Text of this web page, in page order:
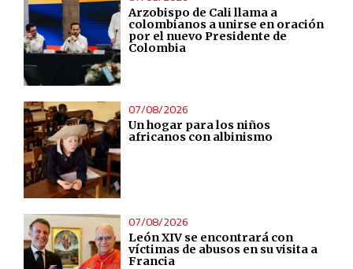
Arzobispo de Cali llama a
colombianos a unirse en oración
por el nuevo Presidente de
Colombia
07/08/2026
Un hogar para los niños
africanos con albinismo
07/08/2026
León XIV se encontrará con
víctimas de abusos en su visita a
Francia